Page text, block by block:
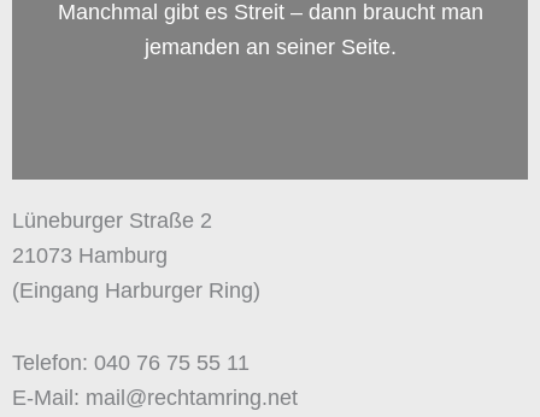
Manchmal gibt es Streit – dann braucht man
jemanden an seiner Seite.
Lüneburger Straße 2
21073 Hamburg
(Eingang Harburger Ring)
Telefon: 040 76 75 55 11
E-Mail: mail@rechtamring.net